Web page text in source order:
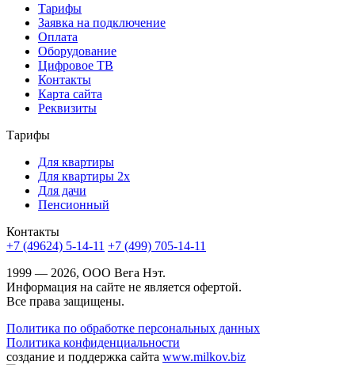
Тарифы
Заявка на подключение
Оплата
Оборудование
Цифровое ТВ
Контакты
Карта сайта
Реквизиты
Тарифы
Для квартиры
Для квартиры 2х
Для дачи
Пенсионный
Контакты
+7 (49624) 5-14-11 +7 (499) 705-14-11
1999 — 2026, ООО Вега Нэт.
Информация на сайте не является офертой.
Все права защищены.
Политика по обработке персональных данных
Политика конфиденциальности
создание и поддержка сайта www.milkov.biz